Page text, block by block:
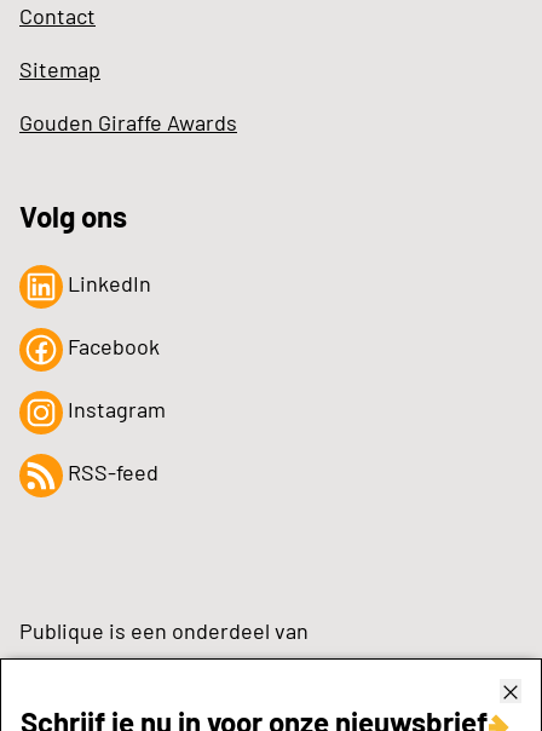
Schrijf je nu in voor onze nieuwsbrief
Contact
Sitemap
Gouden Giraffe Awards
Volg ons
LinkedIn
Facebook
Instagram
RSS-feed
Publique is een onderdeel van